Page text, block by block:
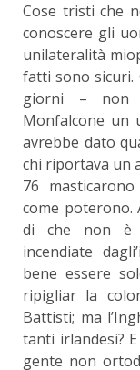
Cose tristi che
conoscere gli
unilateralità
fatti sono sicuri.
giorni – non
Monfalcone un
avrebbe dato
chi riportava un
76
come poterono.
di che non è
incendiate
bene essere
ripigliar la
Battisti; ma
tanti irlandesi?
gente non